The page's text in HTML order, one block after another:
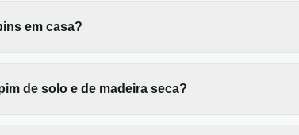
em casa?
de solo e de madeira seca?